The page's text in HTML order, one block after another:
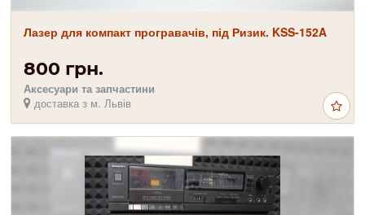
Лазер для компакт програвачів, під Ризик. KSS-152A
800 грн.
Аксесуари та запчастини
доставка з м. Львів